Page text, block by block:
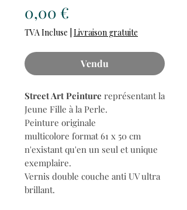
0,00 €
TVA Incluse Livraison gratuite
Vendu
Street Art Peinture représentant la
Jeune Fille à la Perle.
Peinture originale
multicolore format 61 x 50 cm
n'existant qu'en un seul et unique
exemplaire.
Vernis double couche anti UV ultra
brillant.